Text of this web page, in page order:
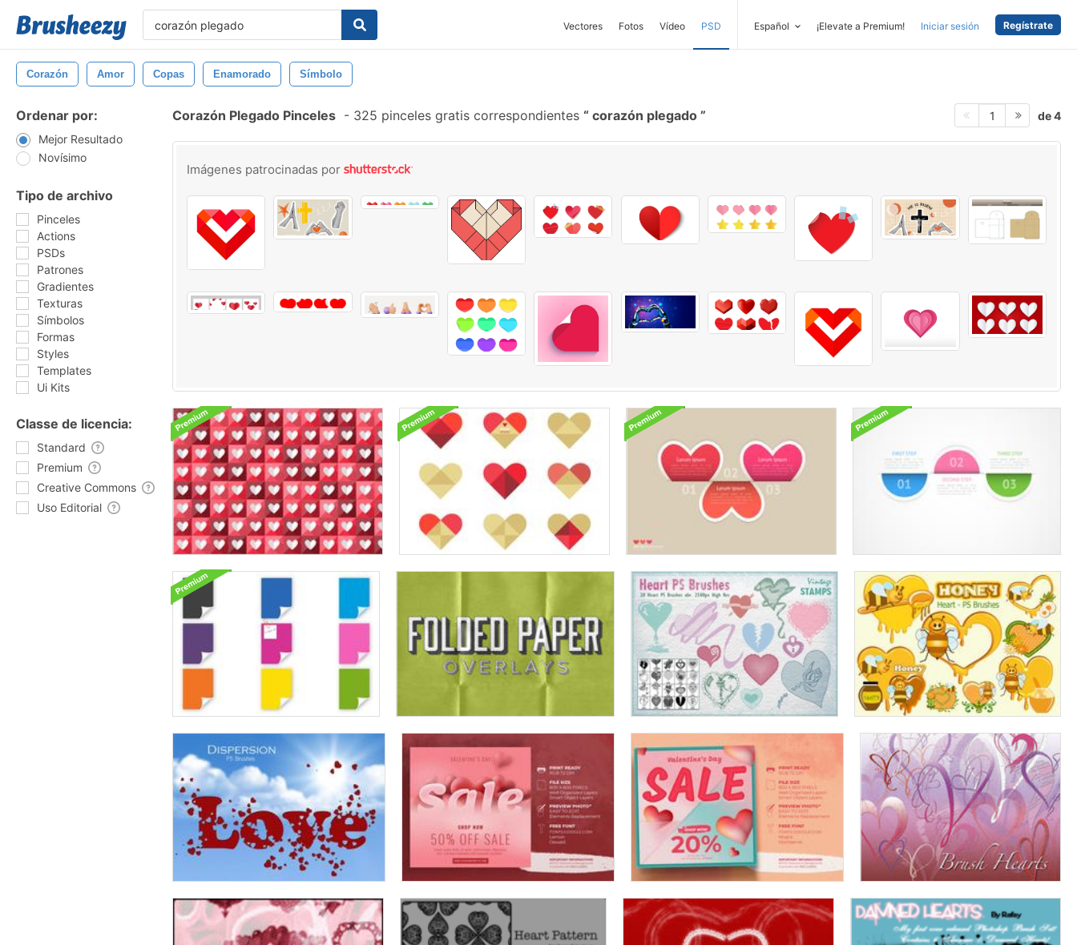
Vectores Fotos Vídeo PSD Español ¡Elevate a Premium! Iniciar sesión Regístrate
Corazón Amor Copas Enamorado Símbolo
Ordenar por:
Mejor Resultado
Novísimo
Tipo de archivo
Pinceles
Actions
PSDs
Patrones
Gradientes
Texturas
Símbolos
Formas
Styles
Templates
Ui Kits
Classe de licencia:
Standard
Premium
Creative Commons
Uso Editorial
Corazón Plegado Pinceles - 325 pinceles gratis correspondientes corazón plegado 1 de 4
Imágenes patrocinadas por